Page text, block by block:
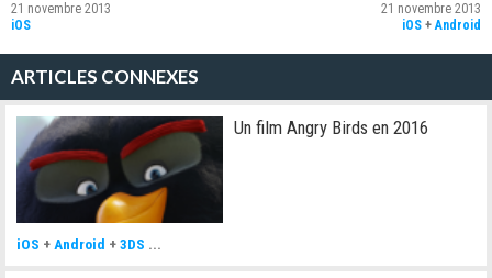
21 novembre 2013
iOS
21 novembre 2013
iOS +Android
ARTICLES CONNEXES
Un film Angry Birds en 2016
iOS + Android +3DS ...